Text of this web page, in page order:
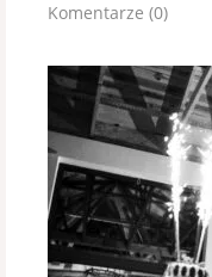
Komentarze (0)